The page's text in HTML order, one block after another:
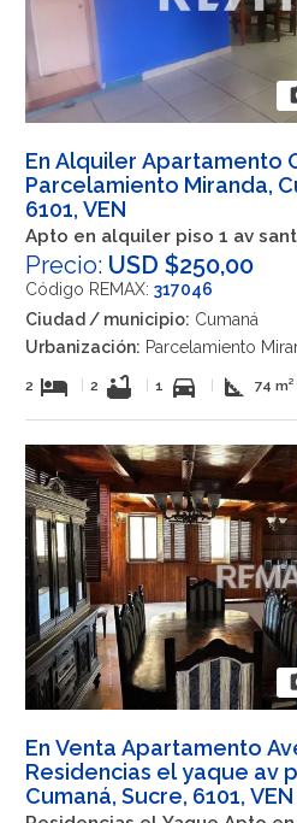
En Alquiler Apartamento
Parcelamiento Miranda,
6101, VEN
Apto en alquiler piso 1 av
Precio: USD $250,00
Código REMAX: 317046
Ciudad / municipio: Cumaná
Urbanización: Parcelamiento
2 hotel 2 bathtub 1 directions_car square_foot 74 m²
En Venta Apartamento
Residencias el yaque av
Cumaná, Sucre, 6101, VEN